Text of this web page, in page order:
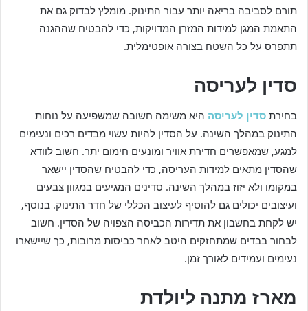
תורם לסביבה בריאה יותר עבור התינוק. מומלץ לבדוק גם את
התאמת המגן למידות המזרן המדויקות, כדי להבטיח שההגנה
תתפרס על כל השטח בצורה אופטימלית.
סדין לעריסה
בחירת סדין לעריסה היא משימה חשובה שמשפיעה על נוחות
התינוק במהלך השינה. על הסדין להיות עשוי מבדים רכים ונעימים
למגע, שמאפשרים חדירת אוויר ומונעים חימום יתר. חשוב לוודא
שהסדין מתאים למידות העריסה, כדי להבטיח שהסדין יישאר
במקומו ולא יזוז במהלך השינה. סדינים המגיעים במגוון צבעים
ועיצובים יכולים גם להוסיף לעיצוב הכללי של חדר התינוק. בנוסף,
יש לקחת בחשבון את תדירות הכביסה הצפויה של הסדין. חשוב
לבחור בבדים שמתחזקים היטב לאחר כביסות מרובות, כך שיישארו
נעימים ועמידים לאורך זמן.
מארז מתנה ליולדת